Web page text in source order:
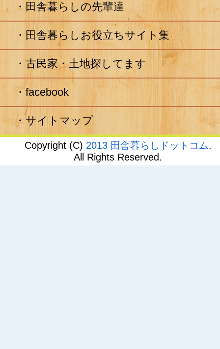
田舎暮らしの先輩達
田舎暮らしお役立ちサイト集
古民家・土地探してます
facebook
サイトマップ
Copyright (C) 2013 田舎暮らしドットコム.
All Rights Reserved.